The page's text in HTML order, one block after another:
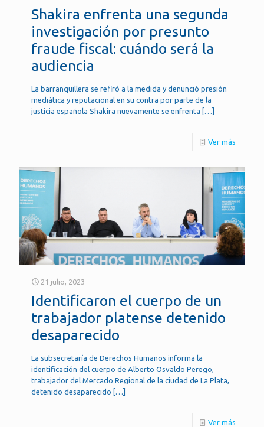
Shakira enfrenta una segunda
investigación por presunto
fraude fiscal: cuándo será la
audiencia
La barranquillera se refiró a la medida y denunció presión
mediática y reputacional en su contra por parte de la
justicia española Shakira nuevamente se enfrenta […]
Ver más
21 julio, 2023
Identificaron el cuerpo de un
trabajador platense detenido
desaparecido
La subsecretaría de Derechos Humanos informa la
identificación del cuerpo de Alberto Osvaldo Perego,
trabajador del Mercado Regional de la ciudad de La Plata,
detenido desaparecido […]
Ver más